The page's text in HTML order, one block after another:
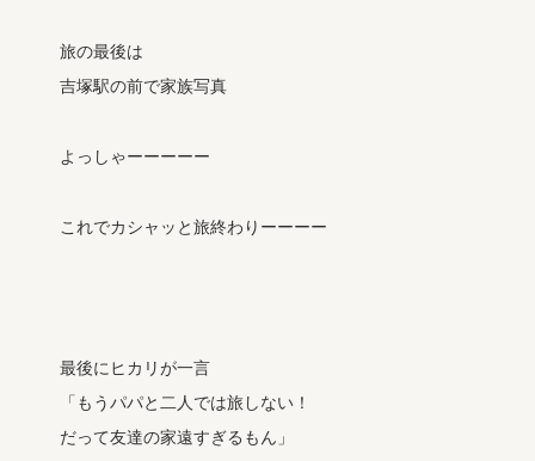
旅の最後は
吉塚駅の前で家族写真
よっしゃーーーーー
これでカシャッと旅終わりーーーー
最後にヒカリが一言
「もうパパと二人では旅しない！
だって友達の家遠すぎるもん」